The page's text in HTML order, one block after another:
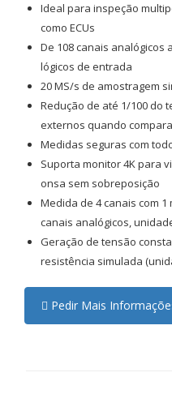
Ideal para inspeção
como ECUs
De 108 canais analógicos
lógicos de entrada
20 MS/s de amostragem
Redução de até 1/100 do
externos quando
Medidas seguras com
Suporta monitor 4K para
onsa sem sobreposição
Medida de 4 canais com
canais analógicos,
Geração de tensão
resistência simulada
Pedir Mais